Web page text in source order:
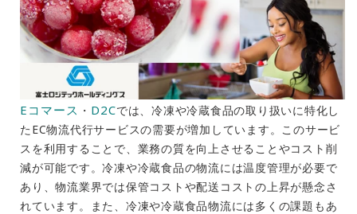
Eコマース ・ D2Cでは、冷凍や冷蔵食品の取り扱いに特化し
たEC物流代行サービスの需要が増加しています。このサービ
スを利用することで、業務の質を向上させることやコスト削
減が可能です。冷凍や冷蔵食品の物流には温度管理が必要で
あり、物流業界では保管コストや配送コストの上昇が懸念さ
れています。また、冷凍や冷蔵食品物流には多くの課題もあ